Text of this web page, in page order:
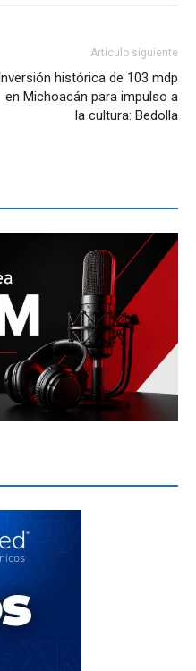
Artículo siguiente
Inversión histórica de 103 mdp
en Michoacán para impulso a
la cultura: Bedolla